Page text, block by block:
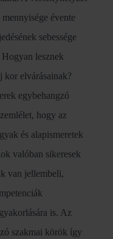
évente
sebessége
lesznek
kor elvárásainak?
egybehangzó
hogy az
és alapismeretek
valóban sikeresek
van jellembeli,
is. Az
szakmai körök így